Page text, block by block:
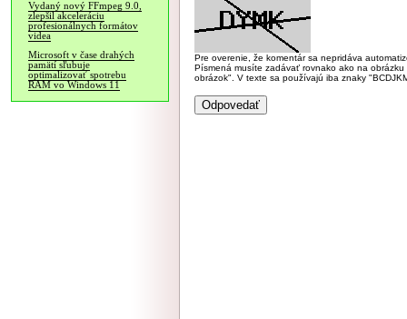
Vydaný nový FFmpeg 9.0,
zlepšil akceleráciu
profesionálnych formátov
videa
Microsoft v čase drahých
pamätí sľubuje
optimalizovať spotrebu
RAM vo Windows 11
Pre overenie, že komentár sa nepridáva
Písmená musíte zadávať rovnako ako na
obrázok". V texte sa používajú iba znaky